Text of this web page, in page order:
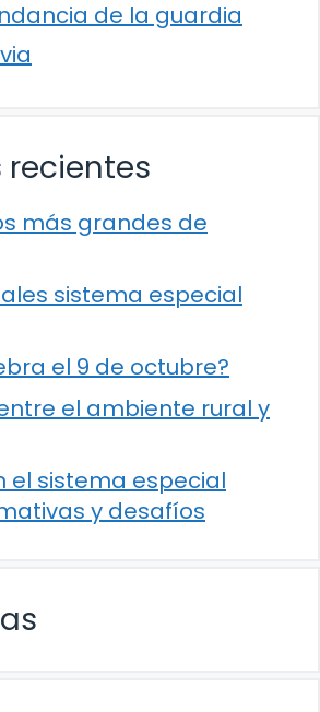
de la guardia
recientes
más grandes de
sistema especial
el 9 de octubre?
el ambiente rural y
el sistema especial
y desafíos